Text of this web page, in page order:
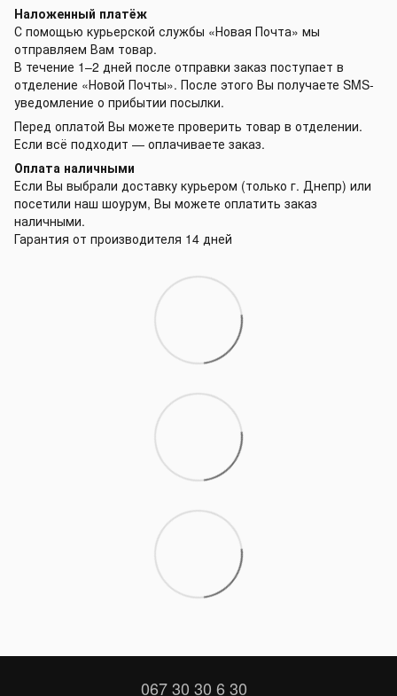
Наложенный платёж
С помощью курьерской службы «Новая Почта» мы
отправляем Вам товар.
В течение 1–2 дней после отправки заказ поступает в
отделение «Новой Почты». После этого Вы получаете SMS-
уведомление о прибытии посылки.
Перед оплатой Вы можете проверить товар в отделении.
Если всё подходит — оплачиваете заказ.
Оплата наличными
Если Вы выбрали доставку курьером (только г. Днепр) или
посетили наш шоурум, Вы можете оплатить заказ
наличными.
Гарантия от производителя 14 дней
067 30 30 6 30